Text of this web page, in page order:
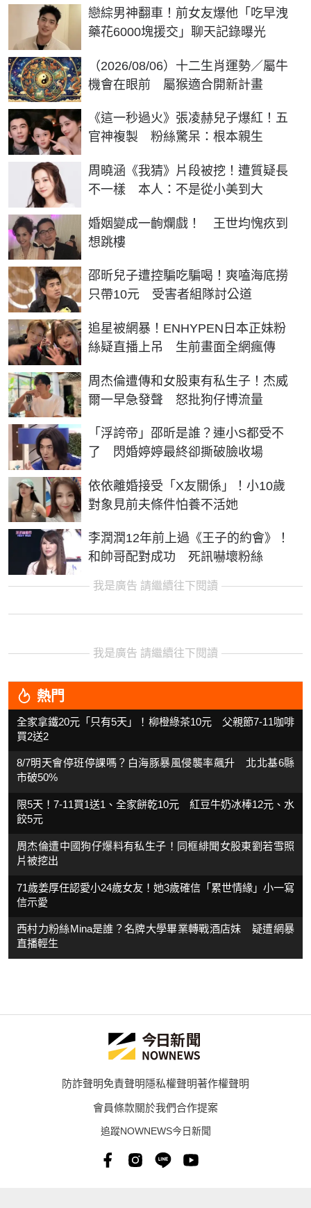
戀綜男神翻車！前女友爆他「吃早洩
藥花6000塊援交」聊天記錄曝光
（2026/08/06）十二生肖運勢／屬牛
機會在眼前 屬猴適合開新計畫
《這一秒過火》張凌赫兒子爆紅！五
官神複製 粉絲驚呆：根本親生
周曉涵《我猜》片段被挖！遭質疑長
不一樣 本人：不是從小美到大
婚姻變成一齣爛戲！ 王世均愧疚到
想跳樓
邵昕兒子遭控騙吃騙喝！爽嗑海底撈
只帶10元 受害者組隊討公道
追星被網暴！ENHYPEN日本正妹粉
絲疑直播上吊 生前畫面全網瘋傳
周杰倫遭傳和女股東有私生子！杰威
爾一早急發聲 怒批狗仔博流量
「浮誇帝」邵昕是誰？連小S都受不
了 閃婚婷婷最終卻撕破臉收場
依依離婚接受「X友關係」！小10歲
對象見前夫條件怕養不活她
李潤潤12年前上過《王子的約會》！
和帥哥配對成功 死訊嚇壞粉絲
我是廣告 請繼續往下閱讀
我是廣告 請繼續往下閱讀
熱門
全家拿鐵20元「只有5天」！柳橙綠茶10元 父親節7-11咖啡
買2送2
8/7明天會停班停課嗎？白海豚暴風侵襲率飆升 北北基6縣
市破50%
限5天！7-11買1送1、全家餅乾10元 紅豆牛奶冰棒12元、水
餃5元
周杰倫遭中國狗仔爆料有私生子！同框緋聞女股東劉若雪照
片被挖出
71歲姜厚任認愛小24歲女友！她3歲確信「累世情緣」小一寫
信示愛
西村力粉絲Mina是誰？名牌大學畢業轉戰酒店妹 疑遭網暴
直播輕生
防詐聲明免責聲明隱私權聲明著作權聲明
會員條款關於我們合作提案
追蹤NOWNEWS今日新聞